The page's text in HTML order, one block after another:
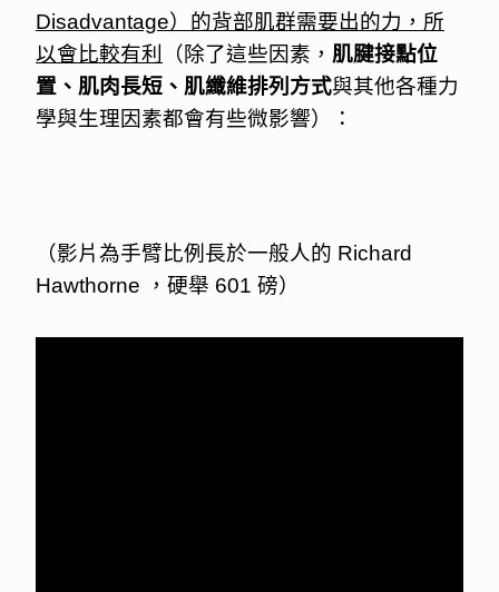
Disadvantage）的背部肌群需要出的力，所
以會比較有利
（除了這些因素， 肌腱接點位
置、肌肉長短、肌纖維排列方式與其他各種力
學與生理因素都會有些微影響）：
（影片為手臂比例長於一般人的 Richard
Hawthorne ，硬舉 601 磅）